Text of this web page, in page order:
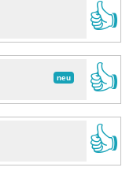
👍
neu
👍
👍